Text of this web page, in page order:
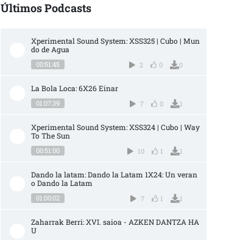
Últimos Podcasts
Xperimental Sound System: XSS325 | Cubo | Mun
do de Agua
00:51:45 2 0 0
La Bola Loca: 6X26 Einar
01:07:39 7 0 1
Xperimental Sound System: XSS324 | Cubo | Way
To The Sun
00:51:00 10 1 1
Dando la latam: Dando la Latam 1X24: Un veran
o Dando la Latam
01:00:02 7 1 1
Zaharrak Berri: XVI. saioa - AZKEN DANTZA HA
U